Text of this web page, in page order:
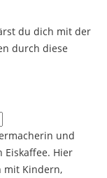
du dich mit der
durch diese
und
Eiskaffee. Hier
mit Kindern,